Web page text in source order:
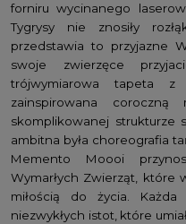
forniru wycinanego
Tygrysy nie znosiły
przedstawia to przyjazne
swoje zwierzęce
trójwymiarowa tapeta z
zainspirowana
skomplikowanej strukturze
ambitna była choreografia
Memento Moooi
Wymarłych Zwierząt, które
miłością do życia.
niezwykłych istot, które